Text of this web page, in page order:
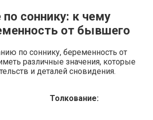
по соннику: к чему
от бывшего
по соннику, беременность от
различные значения, которые
и деталей сновидения.
Толкование: